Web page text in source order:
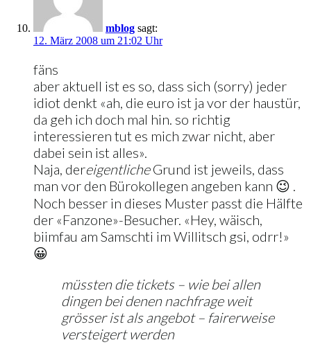
mblog sagt:
12. März 2008 um 21:02 Uhr
fäns
aber aktuell ist es so, dass sich (sorry) jeder
idiot denkt «ah, die euro ist ja vor der haustür,
da geh ich doch mal hin. so richtig
interessieren tut es mich zwar nicht, aber
dabei sein ist alles».
Naja, dereigentlicheGrund ist jeweils, dass
man vor den Bürokollegen angeben kann 😉 .
Noch besser in dieses Muster passt die Hälfte
der «Fanzone»-Besucher. «Hey, wäisch,
biimfau am Samschti im Willitsch gsi, odrr!»
😀
müssten die tickets – wie bei allen
dingen bei denen nachfrage weit
grösser ist als angebot – fairerweise
versteigert werden